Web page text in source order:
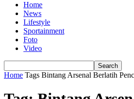
Home
News
Lifestyle
Sportainment
Foto
Video
Home Tags Bintang Arsenal Berlatih